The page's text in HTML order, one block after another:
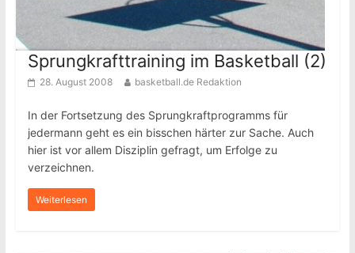
Sprungkrafttraining im Basketball (2)
28. August 2008 basketball.de Redaktion
In der Fortsetzung des Sprungkraftprogramms für
jedermann geht es ein bisschen härter zur Sache. Auch
hier ist vor allem Disziplin gefragt, um Erfolge zu
verzeichnen.
Weiterlesen